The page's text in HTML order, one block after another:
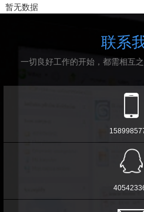
暂无数据
联系
一切良好工作的开始，都需相互